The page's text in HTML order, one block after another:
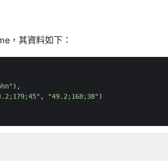
，其資料如下：
),
, "49.2;168;38")